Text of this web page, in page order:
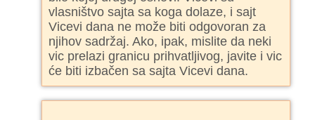
vlasništvo sajta sa koga dolaze, i sajt
Vicevi dana ne može biti odgovoran za
njihov sadržaj. Ako, ipak, mislite da neki
vic prelazi granicu prihvatljivog, javite i vic
će biti izbačen sa sajta Vicevi dana.